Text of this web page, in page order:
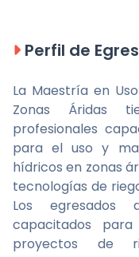
Perfil de
La Maestría en
Zonas Áridas
profesionales
para el uso y
hídricos en zonas
tecnologías de
Los egresados
capacitados
proyectos de